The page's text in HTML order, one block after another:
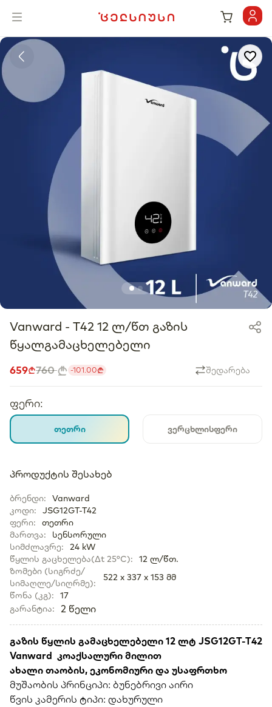
Vanward - T42 12 ლ/წთ გაზის
წყალგამაცხელებელი
659 760 -101.00 შედარება
ფერი:
თეთრი ვერცხლისფერი
პროდუქტის შესახებ
ბრენდი:
Vanward
კოდი:
JSG12GT-T42
ფერი:
თეთრი
მართვა:
სენსორული
სიმძლავრე:
24 kW
წყლის გაცხელება(Δt 25°C):
12 ლ/წთ.
ზომები (სიგრძე/
სიმაღლე/სიღრმე):
522 x 337 x 153 მმ
წონა (კგ):
17
გარანტია: 2 წელი
გაზის წყლის გამაცხელებელი 12 ლტ JSG12GT-T42
Vanward კოაქსალური მილით
ახალი თაობის, ეკონომიური და უსაფრთხო
მუშაობის პრინციპი: ბუნებრივი აირი
წვის კამერის ტიპი: დახურული
Vanward - T42 12 ლ/წთ გაზის წყალგამაცხელებელი |